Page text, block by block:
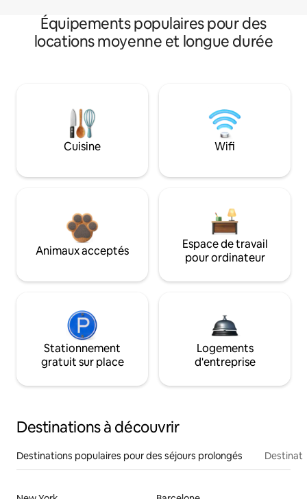
Équipements populaires pour des
locations moyenne et longue durée
Cuisine Wifi
Animaux acceptés
Espace de travail
pour ordinateur
Stationnement
gratuit sur place
Logements
d'entreprise
Destinations à découvrir
Destinations populaires pour des séjours prolongés